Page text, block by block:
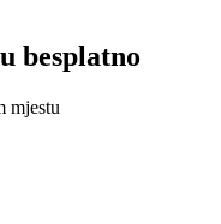
besplatno
mjestu